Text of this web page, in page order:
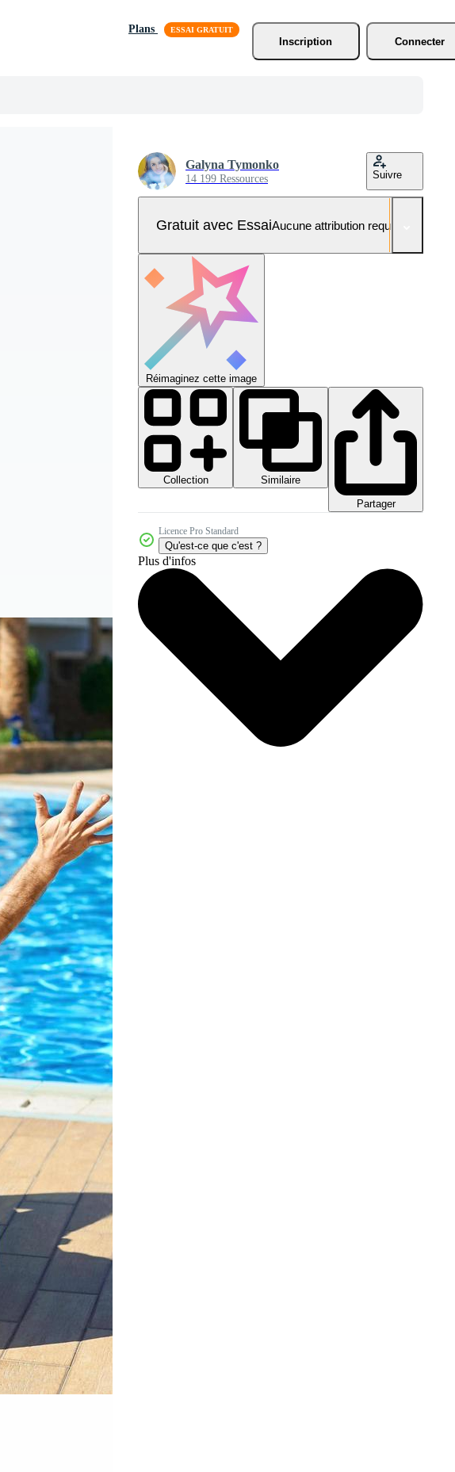
Plans
Inscription
Connecter
Galyna Tymonko
14 199 Ressources Suivre
Gratuit avec EssaiAucune attribution requise
Réimaginez cette image
Collection
Similaire
Partager
Licence Pro Standard
Qu'est-ce que c'est ?
Plus d'infos